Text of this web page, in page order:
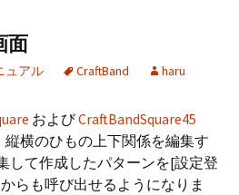
面
ュアル CraftBand haru
およびCraftBandSquare45
横のひもの上下関係を編集す
して作成したパターンを[設定登
らも呼び出せるようになりま